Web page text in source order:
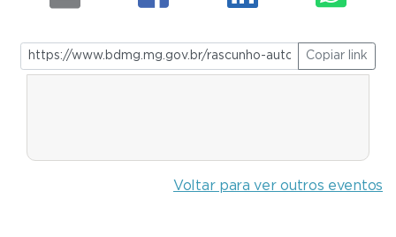
Copiar link
Voltar para ver outros eventos